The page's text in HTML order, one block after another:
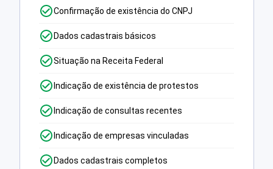
Confirmação de existência do CNPJ
Dados cadastrais básicos
Situação na Receita Federal
Indicação de existência de protestos
Indicação de consultas recentes
Indicação de empresas vinculadas
Dados cadastrais completos